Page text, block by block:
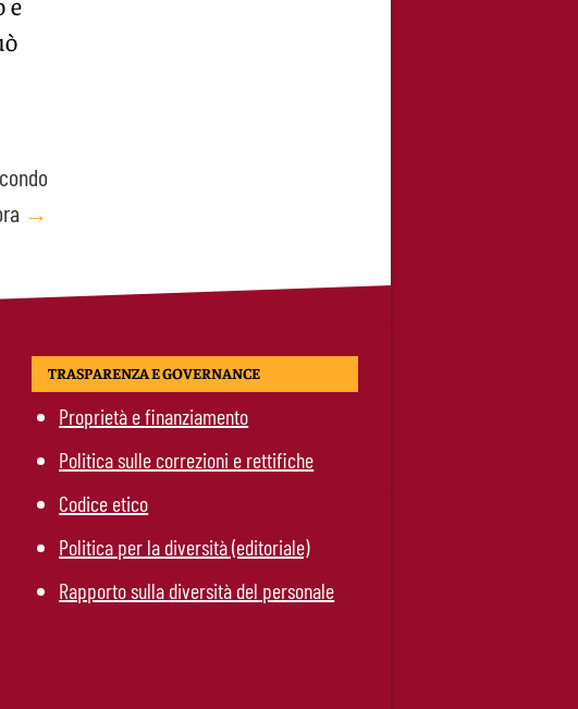
→
TRASPARENZA E GOVERNANCE
Proprietà e finanziamento
Politica sulle correzioni e rettifiche
Codice etico
Politica per la diversità (editoriale)
Rapporto sulla diversità del personale